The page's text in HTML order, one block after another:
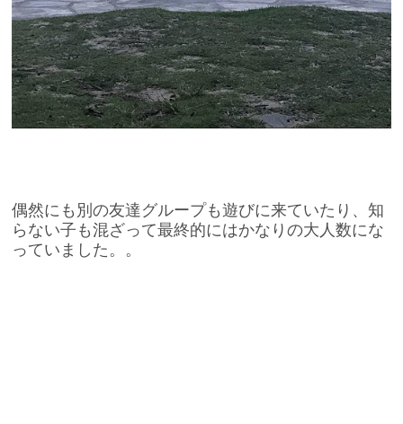
偶然にも別の友達グループも遊びに来ていたり、知
らない子も混ざって最終的にはかなりの大人数にな
っていました。。